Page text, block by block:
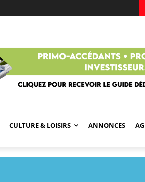
CULTURE & LOISIRS ANNONCES